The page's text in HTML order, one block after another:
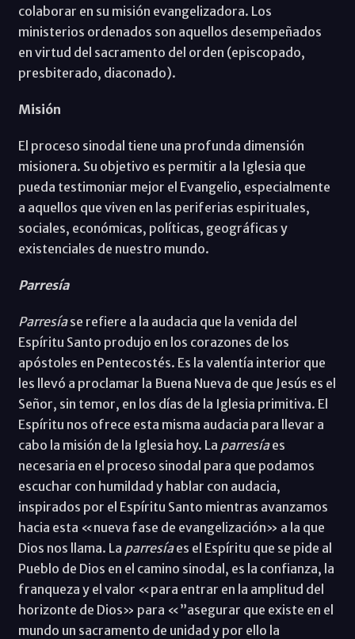
colaborar en su misión evangelizadora. Los
ministerios ordenados son aquellos desempeñados
en virtud del sacramento del orden (episcopado,
presbiterado, diaconado).
Misión
El proceso sinodal tiene una profunda dimensión
misionera. Su objetivo es permitir a la Iglesia que
pueda testimoniar mejor el Evangelio, especialmente
a aquellos que viven en las periferias espirituales,
sociales, económicas, políticas, geográficas y
existenciales de nuestro mundo.
Parresía
Parresíase refiere a la audacia que la venida del
Espíritu Santo produjo en los corazones de los
apóstoles en Pentecostés. Es la valentía interior que
les llevó a proclamar la Buena Nueva de que Jesús es el
Señor, sin temor, en los días de la Iglesia primitiva. El
Espíritu nos ofrece esta misma audacia para llevar a
cabo la misión de la Iglesia hoy. La parresíaes
necesaria en el proceso sinodal para que podamos
escuchar con humildad y hablar con audacia,
inspirados por el Espíritu Santo mientras avanzamos
hacia esta «nueva fase de evangelización» a la que
Dios nos llama. La parresíaes el Espíritu que se pide al
Pueblo de Dios en el camino sinodal, es la confianza, la
franqueza y el valor «para entrar en la amplitud del
horizonte de Dios» para «”asegurar que existe en el
mundo un sacramento de unidad y por ello la